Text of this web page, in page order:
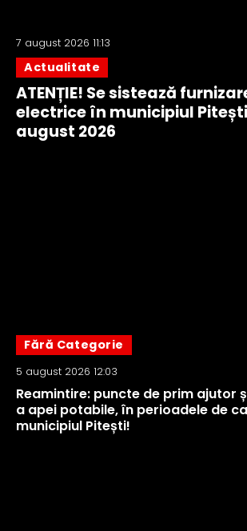
7 august 2026 11:13
Actualitate
ATENȚIE! Se sistează
electrice în municipiul Pitești:
august 2026
Fără Categorie
5 august 2026 12:03
Reamintire: puncte de prim ajutor
a apei potabile, în perioadele de
municipiul Pitești!